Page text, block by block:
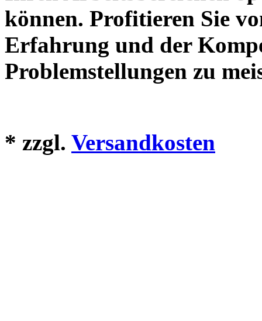
können. Profitieren Sie
Erfahrung und der
Problemstellungen zu
* zzgl. Versandkosten